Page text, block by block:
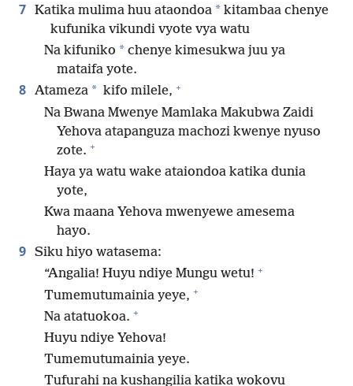
7 Katika mulima huu ataondoa * kitambaa chenye
kufunika vikundi vyote vya watu
Na kifuniko * chenye kimesukwa juu ya
mataifa yote.
8 Atameza * kifo milele, +
Na Bwana Mwenye Mamlaka Makubwa Zaidi
Yehova atapanguza machozi kwenye nyuso
zote. +
Haya ya watu wake ataiondoa katika dunia
yote,
Kwa maana Yehova mwenyewe amesema
hayo.
9 Siku hiyo watasema:
“Angalia! Huyu ndiye Mungu wetu! +
Tumemutumainia yeye, +
Na atatuokoa. +
Huyu ndiye Yehova!
Tumemutumainia yeye.
Tufurahi na kushangilia katika wokovu